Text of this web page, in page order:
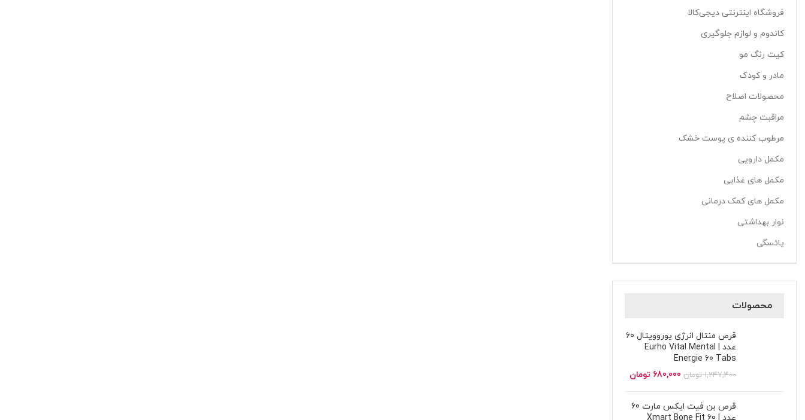
فروشگاه اینترنتی دیجی‌کالا
کاندوم و لوازم جلوگیری
کیت رنگ مو
مادر و کودک
محصولات اصلاح
مراقبت چشم
مرطوب کننده ی پوست خشک
مکمل دارویی
مکمل های غذایی
مکمل های کمک درمانی
نوار بهداشتی
یائسگی
محصولات
قرص منتال انرژی یوروویتال 60
عدد | Eurho Vital Mental
Energie 60 Tabs
1,247,400 تومان 680,000 تومان
قرص بن فیت ایکس مارت 60
عدد | Xmart Bone Fit 60